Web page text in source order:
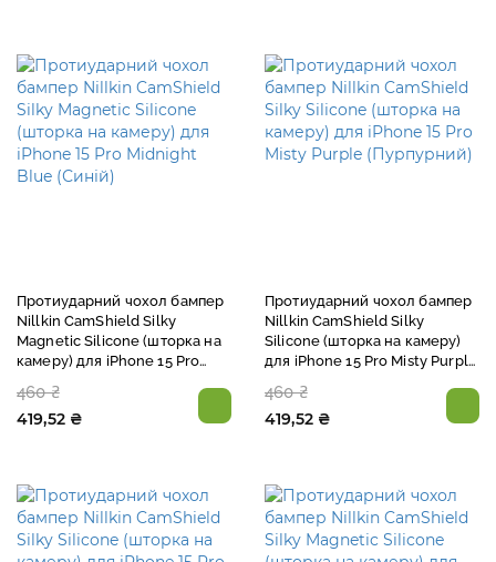
Протиударний чохол бампер
Nillkin CamShield Silky
Magnetic Silicone (шторка на
камеру) для iPhone 15 Pro
460 ₴
419,52 ₴
Протиударний чохол бампер
Nillkin CamShield Silky
Silicone (шторка на камеру)
для iPhone 15 Pro Misty Purple
460 ₴
419,52 ₴